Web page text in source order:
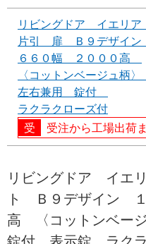
リビングドア イエリ
片引 扉 Ｂ９デザイン
６６０幅 ２０００高
〈コットンベージュ柄〉
左右兼用 錠付
ラクラクローズ付
受注から工場出荷
リビングドア イエ
ト Ｂ９デザイン
高 〈コットンベー